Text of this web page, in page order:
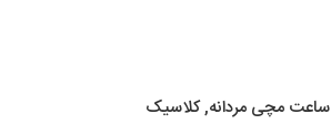
ساعت مچی مردانه,کلاسیک